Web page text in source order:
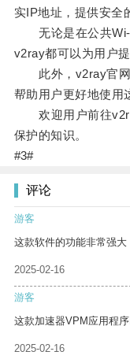
实IP地址，提供安全
无论是在公共Wi-
v2ray都可以为用户提
此外，v2ray官网
帮助用户更好地使用
欢迎用户前往
保护的知识。
#3#
评论
游客
这款软件的功能非常强大
2025-02-16
游客
这款加速器VPM应用程
2025-02-16